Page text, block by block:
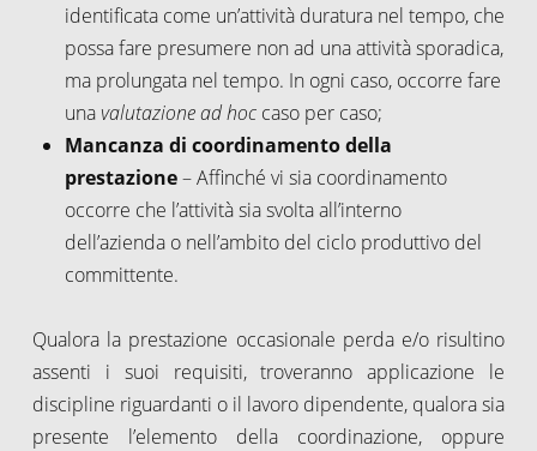
identificata come un’attività duratura nel tempo, che
possa fare presumere non ad una attività sporadica,
ma prolungata nel tempo. In ogni caso, occorre fare
unavalutazione ad hoc caso per caso;
Mancanza di coordinamento della
prestazione– Affinché vi sia coordinamento
occorre che l’attività sia svolta all’interno
dell’azienda o nell’ambito del ciclo produttivo del
committente.
Qualora la prestazione occasionale perda e/o risultino
assenti i suoi requisiti, troveranno applicazione le
discipline riguardanti o il lavoro dipendente, qualora sia
presente l’elemento della coordinazione, oppure